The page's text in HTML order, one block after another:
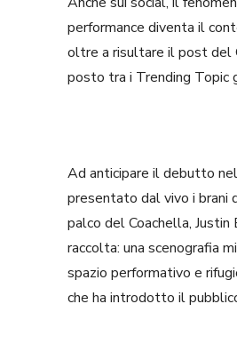
performance diventa il
oltre a risultare il post del
posto tra i Trending Topic
Ad anticipare il debutto
presentato dal vivo i brani
palco del Coachella,
raccolta: una scenografia
spazio performativo e
che ha introdotto il